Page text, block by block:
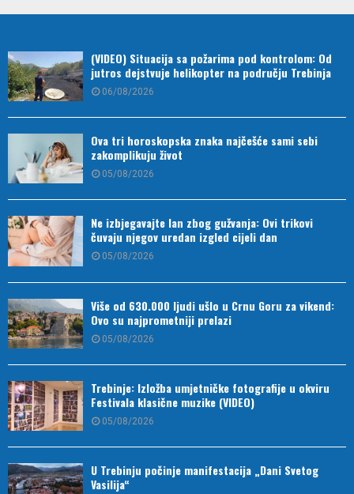
(VIDEO) Situacija sa požarima pod kontrolom: Od
jutros dejstvuje helikopter na području Trebinja
06/08/2026
Ova tri horoskopska znaka najčešće sami sebi
zakomplikuju život
05/08/2026
Ne izbjegavajte lan zbog gužvanja: Ovi trikovi
čuvaju njegov uredan izgled cijeli dan
05/08/2026
Više od 630.000 ljudi ušlo u Crnu Goru za vikend:
Ovo su najprometniji prelazi
05/08/2026
Trebinje: Izložba umjetničke fotografije u okviru
Festivala klasične muzike (VIDEO)
05/08/2026
U Trebinju počinje manifestacija „Dani Svetog
Vasilija“